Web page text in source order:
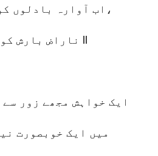
اب آوارہ بادلوں کو جمع کرنے کے بعد،
ایک خواہش مجھے زور
میں ایک خوبصورت